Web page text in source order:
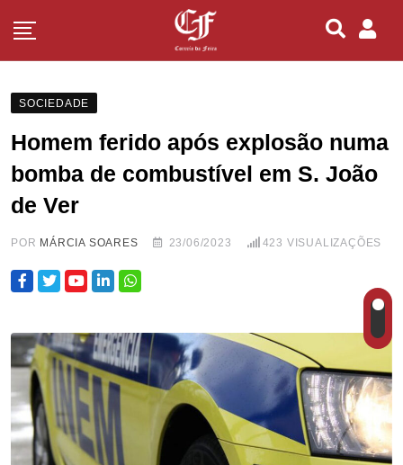
SOCIEDADE
Homem ferido após explosão numa
bomba de combustível em S. João
de Ver
POR MÁRCIA SOARES 23/06/2023 423 VISUALIZAÇÕES